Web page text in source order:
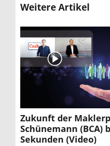
Weitere Artikel
Zukunft der
Schünemann (BCA)
Sekunden (Video)